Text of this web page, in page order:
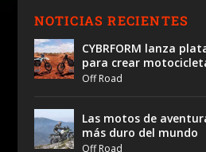
NOTICIAS RECIENTES
CYBRFORM lanza
para crear
Off Road
Las motos de
más duro del mundo
Off Road